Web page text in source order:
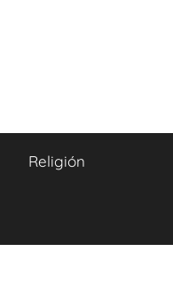
Religión